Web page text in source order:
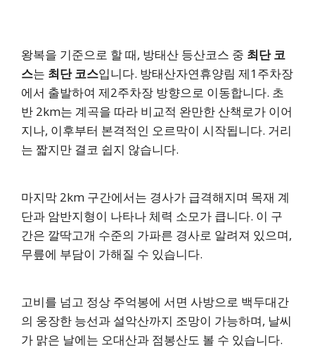
왕복을 기준으로 할 때, 방태산 등산코스 중 최단 코
스는 최단 코스입니다. 방태산자연휴양림 제1주차장
에서 출발하여 제2주차장 방향으로 이동합니다. 초
반 2km는 계곡을 따라 비교적 완만한 산책로가 이어
지나, 이후부터 본격적인 오르막이 시작됩니다. 거리
는 짧지만 결코 쉽지 않습니다.
마지막 2km 구간에서는 경사가 급격해지며 목재 계
단과 암반지형이 나타나 체력 소모가 큽니다. 이 구
간은 깔딱고개 수준의 가파른 경사로 알려져 있으며,
무릎에 부담이 가해질 수 있습니다.
고비를 넘고 정상 주억봉에 서면 사방으로 백두대간
의 웅장한 능선과 설악산까지 조망이 가능하며, 날씨
가 맑은 날에는 오대산과 점봉산도 볼 수 있습니다.